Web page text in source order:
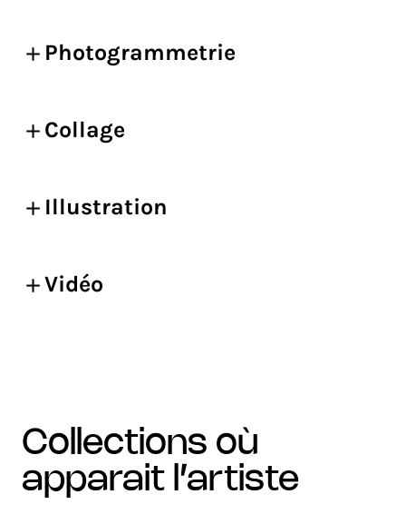
Photogrammetrie
Collage
Illustration
Vidéo
collections où
apparait l’artiste